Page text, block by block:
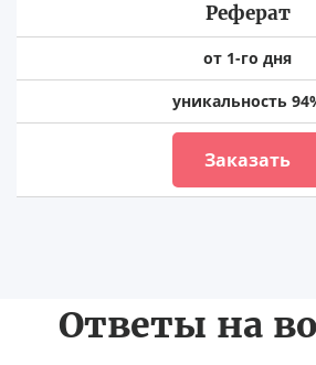
Реферат
от 1-го дня
уникальность
Заказать
Ответы на